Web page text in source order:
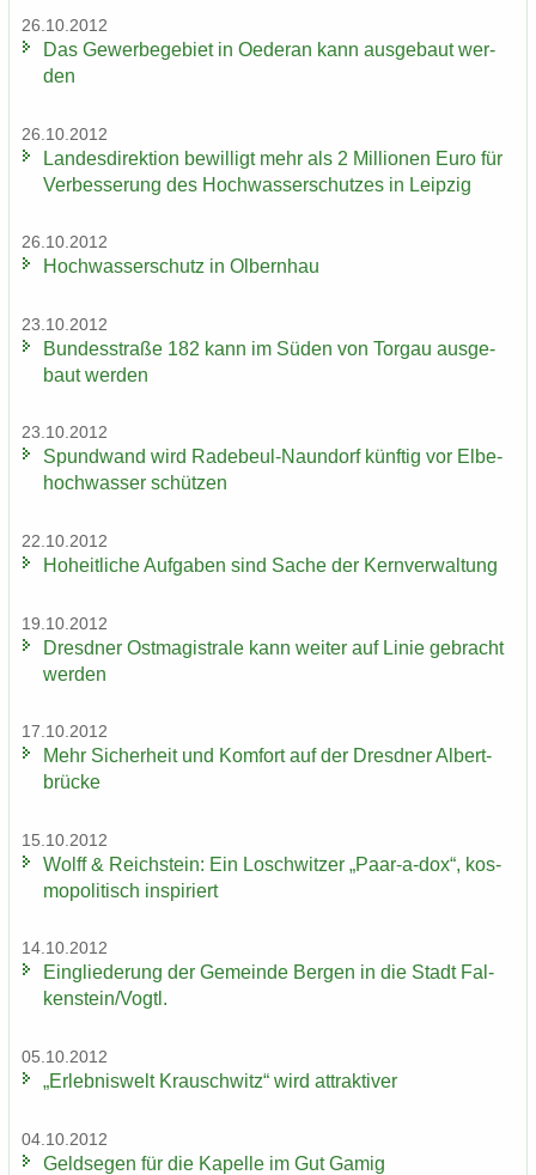
26.10.2012
Das Ge­wer­be­ge­biet in Oe­der­an kann aus­ge­baut wer­
den
26.10.2012
Lan­des­di­rek­ti­on be­wil­ligt mehr als 2 Mil­lio­nen Euro für
Ver­bes­se­rung des Hoch­was­ser­schut­zes in Leip­zig
26.10.2012
Hoch­was­ser­schutz in Ol­bern­hau
23.10.2012
Bun­des­stra­ße 182 kann im Süden von Tor­gau aus­ge­
baut wer­den
23.10.2012
Spund­wand wird Radebeul-​Naundorf künf­tig vor El­be­
hoch­was­ser schüt­zen
22.10.2012
Ho­heit­li­che Auf­ga­ben sind Sache der Kern­ver­wal­tung
19.10.2012
Dresd­ner Ost­ma­gis­tra­le kann wei­ter auf Linie ge­bracht
wer­den
17.10.2012
Mehr Si­cher­heit und Kom­fort auf der Dresd­ner Al­bert­
brü­cke
15.10.2012
Wolff & Reichs­tein: Ein Losch­wit­zer „Paar-​a-dox“, kos­
mo­po­li­tisch in­spi­riert
14.10.2012
Ein­glie­de­rung der Ge­mein­de Ber­gen in die Stadt Fal­
ken­stein/Vogtl.
05.10.2012
„Er­leb­nis­welt Krausch­witz“ wird at­trak­ti­ver
04.10.2012
Geld­se­gen für die Ka­pel­le im Gut Gamig